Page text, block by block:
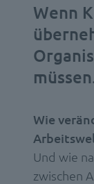
Wenn
Wie
Und wie
zwischen